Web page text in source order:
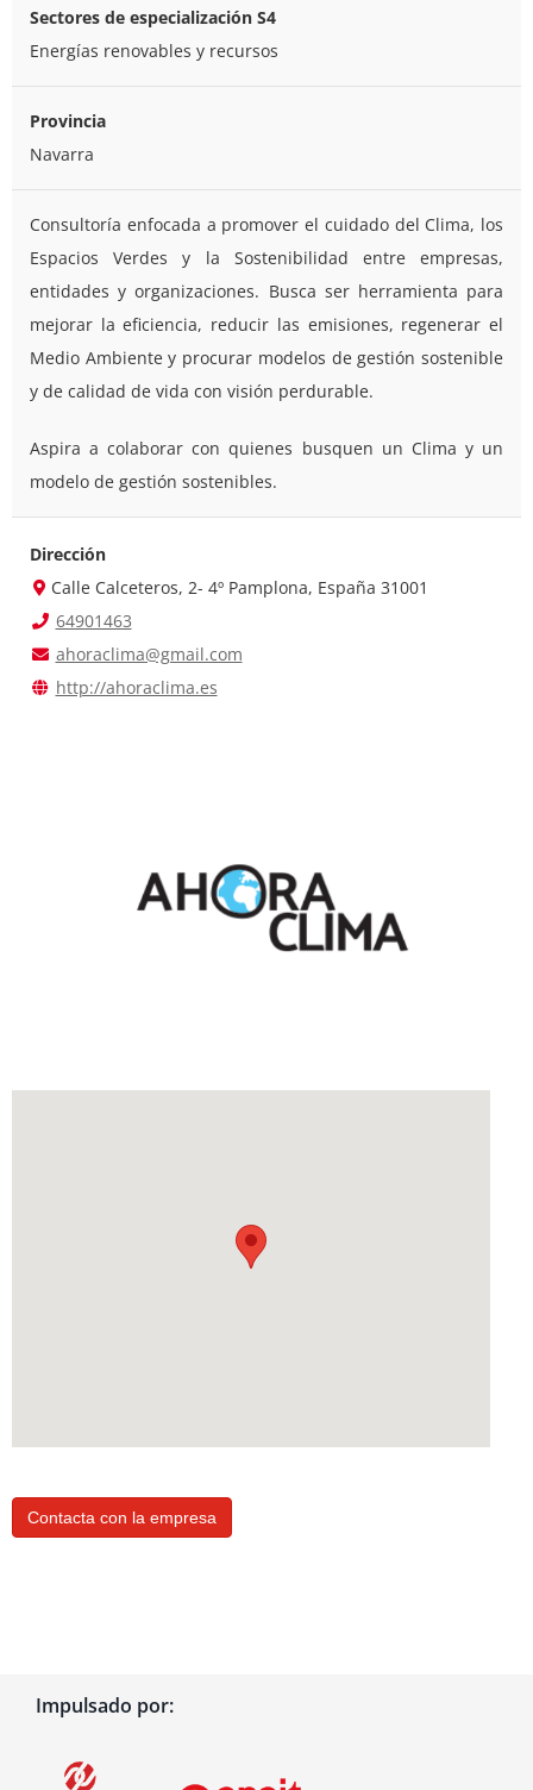
Sectores de especialización S4
Energías renovables y recursos
Provincia
Navarra
Consultoría enfocada a promover el cuidado del Clima, los
Espacios Verdes y la Sostenibilidad entre empresas,
entidades y organizaciones. Busca ser herramienta para
mejorar la eficiencia, reducir las emisiones, regenerar el
Medio Ambiente y procurar modelos de gestión sostenible
y de calidad de vida con visión perdurable.
Aspira a colaborar con quienes busquen un Clima y un
modelo de gestión sostenibles.
Dirección
Calle Calceteros, 2- 4º Pamplona, España 31001
64901463
ahoraclima@gmail.com
http://ahoraclima.es
Contacta con la empresa
Impulsado por: